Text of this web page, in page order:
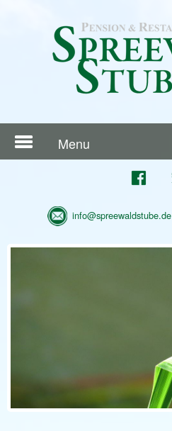
Menu
info@spreewaldstube.de